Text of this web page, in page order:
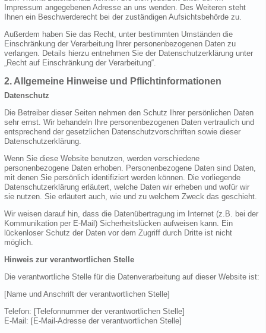
Impressum angegebenen Adresse an uns wenden. Des Weiteren steht
Ihnen ein Beschwerderecht bei der zuständigen Aufsichtsbehörde zu.
Außerdem haben Sie das Recht, unter bestimmten Umständen die
Einschränkung der Verarbeitung Ihrer personenbezogenen Daten zu
verlangen. Details hierzu entnehmen Sie der Datenschutzerklärung unter
„Recht auf Einschränkung der Verarbeitung“.
2. Allgemeine Hinweise und Pflichtinformationen
Datenschutz
Die Betreiber dieser Seiten nehmen den Schutz Ihrer persönlichen Daten
sehr ernst. Wir behandeln Ihre personenbezogenen Daten vertraulich und
entsprechend der gesetzlichen Datenschutzvorschriften sowie dieser
Datenschutzerklärung.
Wenn Sie diese Website benutzen, werden verschiedene
personenbezogene Daten erhoben. Personenbezogene Daten sind Daten,
mit denen Sie persönlich identifiziert werden können. Die vorliegende
Datenschutzerklärung erläutert, welche Daten wir erheben und wofür wir
sie nutzen. Sie erläutert auch, wie und zu welchem Zweck das geschieht.
Wir weisen darauf hin, dass die Datenübertragung im Internet (z.B. bei der
Kommunikation per E-Mail) Sicherheitslücken aufweisen kann. Ein
lückenloser Schutz der Daten vor dem Zugriff durch Dritte ist nicht
möglich.
Hinweis zur verantwortlichen Stelle
Die verantwortliche Stelle für die Datenverarbeitung auf dieser Website ist:
[Name und Anschrift der verantwortlichen Stelle]
Telefon: [Telefonnummer der verantwortlichen Stelle]
E-Mail: [E-Mail-Adresse der verantwortlichen Stelle]